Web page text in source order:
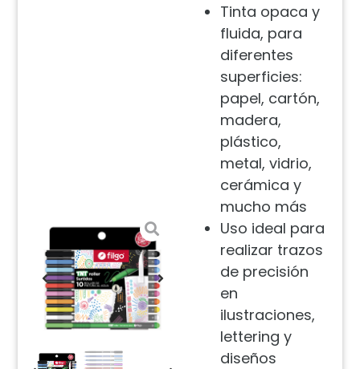
Tinta opaca y
fluida, para
diferentes
superficies:
papel, cartón,
madera,
plástico,
metal, vidrio,
cerámica y
mucho más
Uso ideal para
realizar trazos
de precisión
en
ilustraciones,
lettering y
diseños